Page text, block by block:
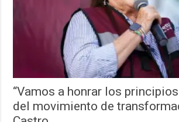
“Vamos a honrar los
del movimiento de